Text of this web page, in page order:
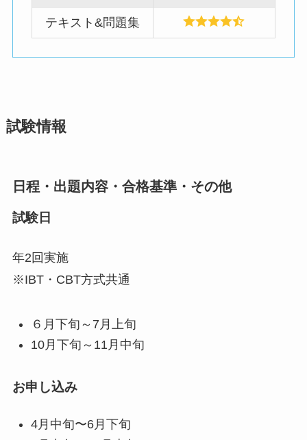
テキスト&問題集
試験情報
日程・出題内容・合格基準・その他
試験日
年2回実施
※IBT・CBT方式共通
６月下旬～7月上旬
10月下旬～11月中旬
お申し込み
4月中旬〜6月下旬